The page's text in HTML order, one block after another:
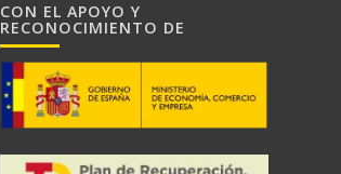
CON EL APOYO Y
RECONOCIMIENTO DE